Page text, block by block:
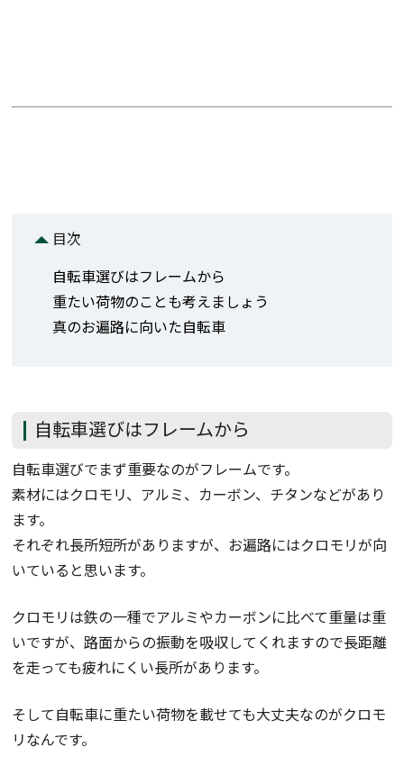
目次
自転車選びはフレームから
重たい荷物のことも考えましょう
真のお遍路に向いた自転車
自転車選びはフレームから
自転車選びでまず重要なのがフレームです。
素材にはクロモリ、アルミ、カーボン、チタンなどがあり
ます。
それぞれ長所短所がありますが、お遍路にはクロモリが向
いていると思います。
クロモリは鉄の一種でアルミやカーボンに比べて重量は重
いですが、路面からの振動を吸収してくれますので長距離
を走っても疲れにくい長所があります。
そして自転車に重たい荷物を載せても大丈夫なのがクロモ
リなんです。